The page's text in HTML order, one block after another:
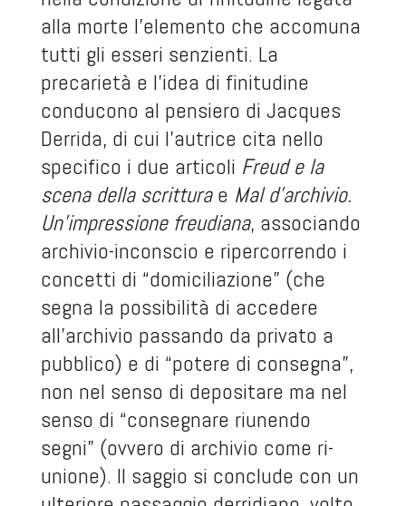
alla morte l’elemento che accomuna
tutti gli esseri senzienti. La
precarietà e l’idea di finitudine
conducono al pensiero di Jacques
Derrida, di cui l’autrice cita nello
specifico i due articoli Freud e la
scena della scritturae Mal d’archivio.
Un’impressione freudiana, associando
archivio-inconscio e ripercorrendo i
concetti di “domiciliazione” (che
segna la possibilità di accedere
all’archivio passando da privato a
pubblico) e di “potere di consegna”,
non nel senso di depositare ma nel
senso di “consegnare riunendo
segni” (ovvero di archivio come ri-
unione). Il saggio si conclude con un